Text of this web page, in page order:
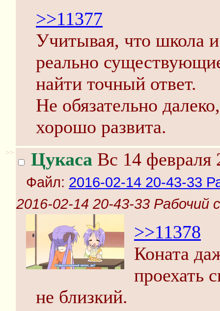
>>11377
Учитывая, что школа
реально
найти точный ответ.
Не обязательно
хорошо развита.
>> Цукаса Вс 14 февраля
Файл: 2016-02-14 20-43-33
2016-02-14 20-43-33 Рабочий
>>11378
Коната
проехать
не близкий.